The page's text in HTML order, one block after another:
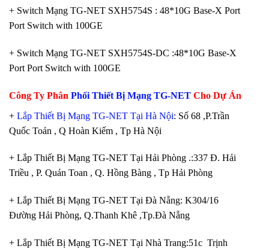
+ Switch Mạng TG-NET SXH5754S : 48*10G Base-X Port
Port Switch with 100GE
+ Switch Mạng TG-NET SXH5754S-DC :48*10G Base-X
Port Port Switch with 100GE
Công Ty Phân Phối Thiết Bị Mạng TG-NET Cho Dự Án
+ Lắp Thiết Bị Mạng TG-NET Tại Hà Nội: Số 68 ,P.Trần
Quốc Toản , Q Hoàn Kiếm , Tp Hà Nội
+ Lắp Thiết Bị Mạng TG-NET Tại Hải Phòng .:337 Đ. Hải
Triều , P. Quán Toan , Q. Hồng Bàng , Tp Hải Phòng
+ Lắp Thiết Bị Mạng TG-NET Tại Đà Nẵng: K304/16
Đường Hải Phòng, Q.Thanh Khê ,Tp.Đà Nẵng
+ Lắp Thiết Bị Mạng TG-NET Tại Nhà Trang:51c Trịnh